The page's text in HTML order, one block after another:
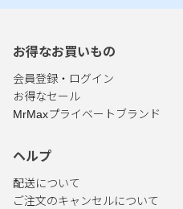
お得なお買いもの
会員登録・ログイン
お得なセール
MrMaxプライベートブランド
ヘルプ
配送について
ご注文のキャンセルについて